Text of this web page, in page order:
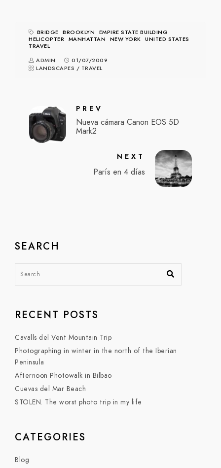
BRIDGE BROOKLYN
EMPIRE STATE BUILDING
HELICOPTER MANHATTAN NEW YORK UNITED STATES
TRAVEL
ADMIN
01/07/2009
LANDSCAPES / TRAVEL
PREV
Nueva cámara Canon EOS 5D
Mark2
NEXT
París en 4 días
SEARCH
RECENT POSTS
Cavalls del Vent Mountain Trip
Photographing in winter in the north of the Iberian
Peninsula
Afternoon Photowalk in Bilbao
Cuevas del Mar Beach
STOLEN. The worst photo trip in my life
CATEGORIES
Blog